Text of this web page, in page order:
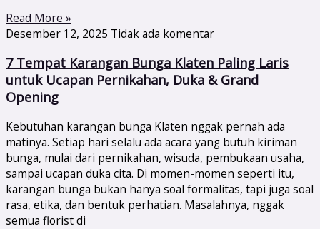
Read More »
Desember 12, 2025 Tidak ada komentar
7 Tempat Karangan Bunga Klaten Paling Laris
untuk Ucapan Pernikahan, Duka & Grand
Opening
Kebutuhan karangan bunga Klaten nggak pernah ada
matinya. Setiap hari selalu ada acara yang butuh kiriman
bunga, mulai dari pernikahan, wisuda, pembukaan usaha,
sampai ucapan duka cita. Di momen-momen seperti itu,
karangan bunga bukan hanya soal formalitas, tapi juga soal
rasa, etika, dan bentuk perhatian. Masalahnya, nggak
semua florist di